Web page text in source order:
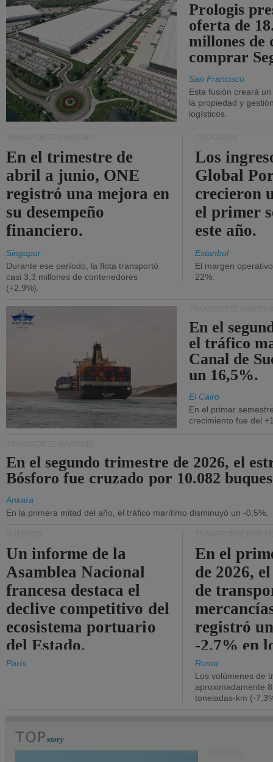
Prologis
oferta de
millones de
comprar
San Francisco
Esta fusión creará
la propiedad y
logísticos.
En el trimestre de
abril a junio, ONE
registró una mejora en
su desempeño
financiero.
Singapur
Durante ese período, la flota transportó
casi 3,3 millones de contenedores
(+2,9%).
Los
Global
crecieron
el primer
este año.
Estanbul
El margen
22%.
En el
el tráfico
Canal de
un 16,5%.
El Cairo
En el primer
crecimiento fue del
En el segundo trimestre de 2026, el
Bósforo fue cruzado por 10.082
Ankara
En la primera mitad del año, el tráfico marítimo disminuyó un -0,5%.
Un informe de la
Asamblea Nacional
francesa destaca el
declive competitivo del
ecosistema portuario
del Estado.
París
En el
de 2026,
de
registró
-2,7% en
Roma
Los volúmenes de
aproximadamente
toneladas-km (-